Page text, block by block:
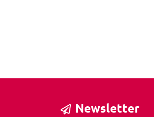
Newsletter